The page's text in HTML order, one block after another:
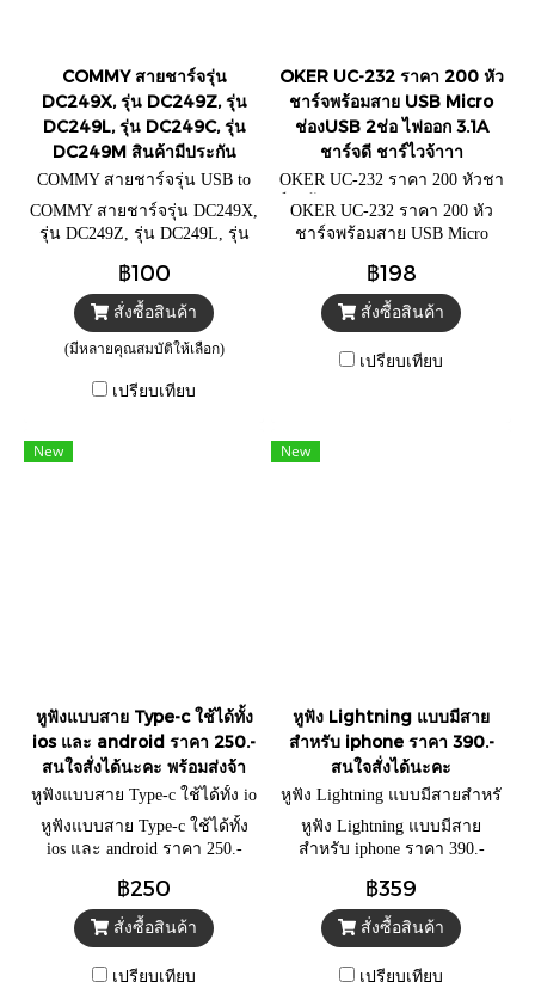
COMMY สายชาร์จรุ่น
DC249X, รุ่น DC249Z, รุ่น
DC249L, รุ่น DC249C, รุ่น
DC249M สินค้ามีประกัน
COMMY สายชาร์จรุ่น USB to
Type-C
COMMY สายชาร์จรุ่น DC249X,
รุ่น DC249Z, รุ่น DC249L, รุ่น
ประกัน
฿100
สั่งซื้อสินค้า
(มีหลายคุณสมบัติให้เลือก)
เปรียบเทียบ
OKER UC-232 ราคา 200 หัว
ชาร์จพร้อมสาย USB Micro
ช่องUSB 2ช่อ ไฟออก 3.1A
ชาร์จดี ชาร์ไวจ้าาา
OKER UC-232 ราคา 200 หัวชา
ร์จพร้อมสาย USB Micro ช่องUS
B 2
OKER UC-232 ราคา 200 หัว
ชาร์จพร้อมสาย USB Micro
ชาร์จดี ชาร์ไวจ้าาา
฿198
สั่งซื้อสินค้า
เปรียบเทียบ
New
หูฟังแบบสาย Type-c ใช้ได้ทั้ง
ios และ android ราคา 250.-
สนใจสั่งได้นะคะ พร้อมส่งจ้า
หูฟังแบบสาย Type-c ใช้ได้ทั้ง io
s และ android
หูฟังแบบสาย Type-c ใช้ได้ทั้ง
ios และ android ราคา 250.-
฿250
สั่งซื้อสินค้า
เปรียบเทียบ
New
หูฟัง Lightning แบบมีสาย
สำหรับ iphone ราคา 390.-
สนใจสั่งได้นะคะ
หูฟัง Lightning แบบมีสายสำหรั
บ iphone
หูฟัง Lightning แบบมีสาย
สำหรับ iphone ราคา 390.-
฿359
สั่งซื้อสินค้า
เปรียบเทียบ